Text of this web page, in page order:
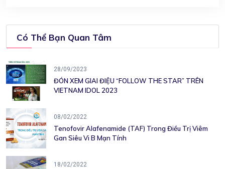
Có Thể Bạn Quan Tâm
28/09/2023
ĐÓN XEM GIAI ĐIỆU “FOLLOW THE STAR” TRÊN
VIETNAM IDOL 2023
08/02/2022
Tenofovir Alafenamide (TAF) Trong Điều Trị Viêm
Gan Siêu Vi B Mạn Tính
18/02/2022